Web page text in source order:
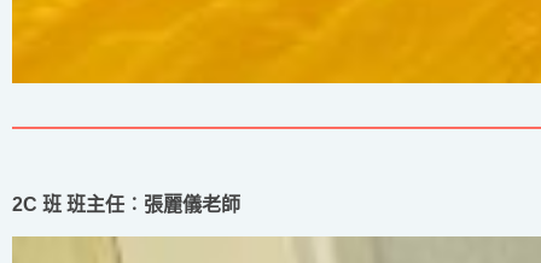
2C 班 班主任︰張麗儀老師